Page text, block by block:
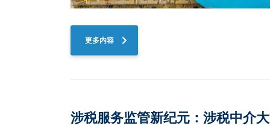
更多内容
涉税服务监管新纪元：涉税中介